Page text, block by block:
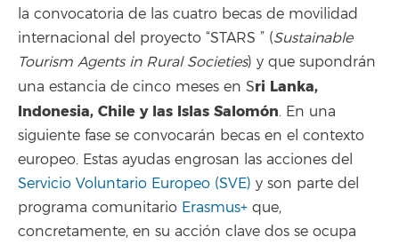
la convocatoria de las cuatro becas de movilidad
internacional del proyecto “STARS ” (Sustainable
Tourism Agents in Rural Societies) y que supondrán
una estancia de cinco meses en Sri Lanka,
Indonesia, Chile y las Islas Salomón. En una
siguiente fase se convocarán becas en el contexto
europeo. Estas ayudas engrosan las acciones del
Servicio Voluntario Europeo (SVE) y son parte del
programa comunitario Erasmus+ que,
concretamente, en su acción clave dos se ocupa